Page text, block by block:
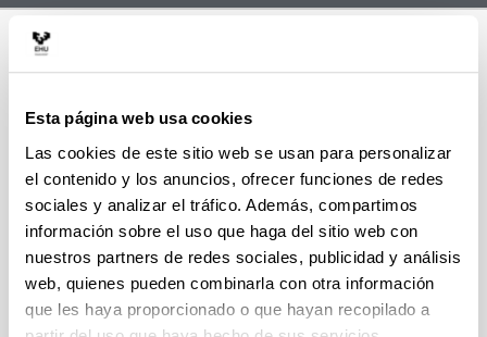
Esta página web usa cookies
Las cookies de este sitio web se usan para personalizar
el contenido y los anuncios, ofrecer funciones de redes
sociales y analizar el tráfico. Además, compartimos
información sobre el uso que haga del sitio web con
nuestros partners de redes sociales, publicidad y análisis
web, quienes pueden combinarla con otra información
que les haya proporcionado o que hayan recopilado a
Departamento de
Tecnología Electrónica
MenúAbrir/cerrar
Estudios de Postgrado
Másteres